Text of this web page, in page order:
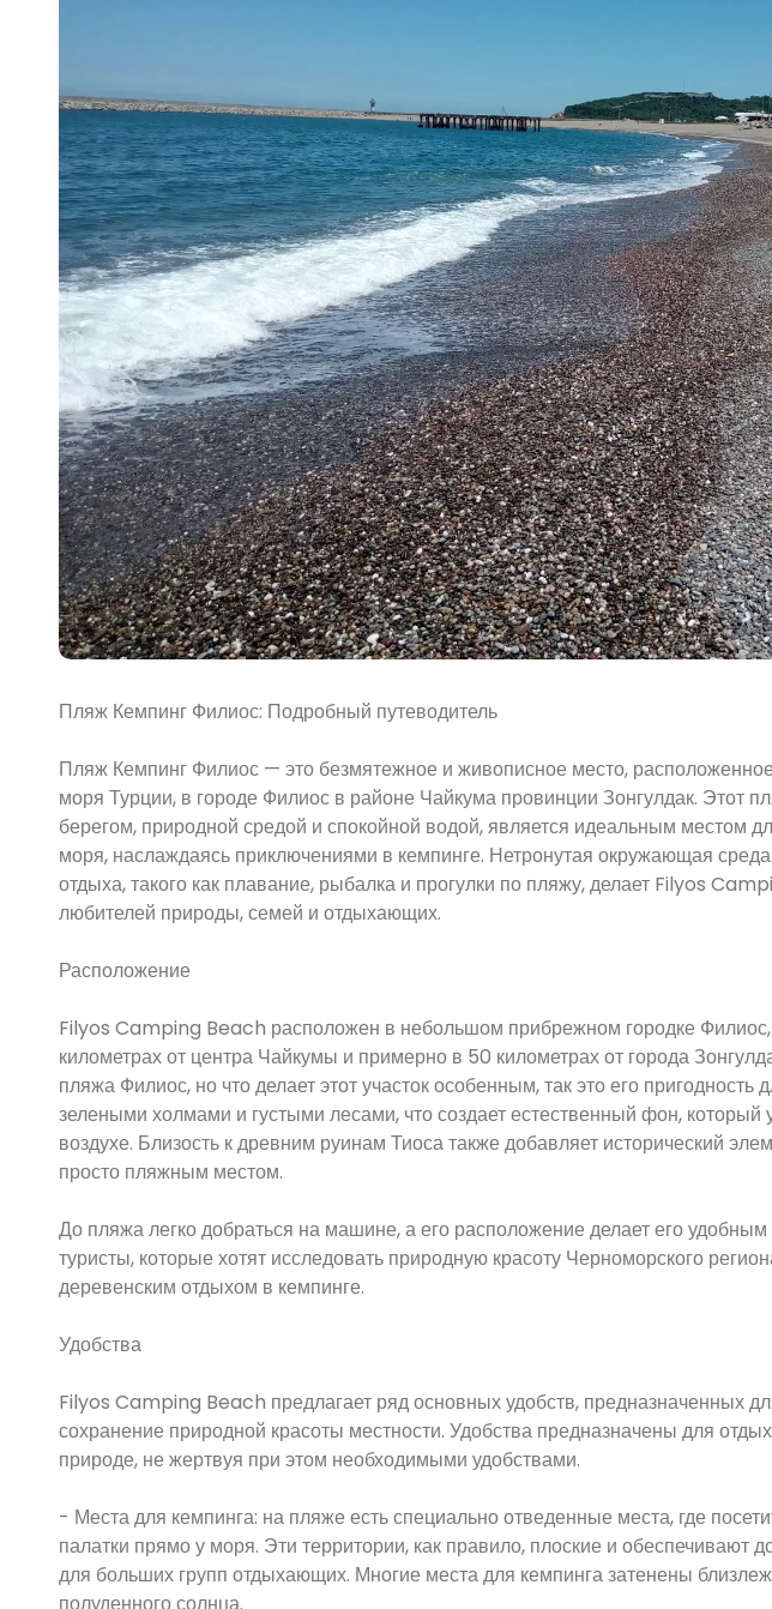
Пляж Кемпинг Филиос: Подробный путеводитель
Пляж Кемпинг Филиос — это безмятежное и живописное место,
моря Турции, в городе Филиос в районе Чайкума провинции Зонгулдак. Этот
берегом, природной средой и спокойной водой, является идеальным местом
моря, наслаждаясь приключениями в кемпинге. Нетронутая окружающая
отдыха, такого как плавание, рыбалка и прогулки по пляжу, делает Filyos
любителей природы, семей и отдыхающих.
Расположение
Filyos Camping Beach расположен в небольшом прибрежном городке
километрах от центра Чайкумы и примерно в 50 километрах от города
пляжа Филиос, но что делает этот участок особенным, так это его
зелеными холмами и густыми лесами, что создает естественный фон, который
воздухе. Близость к древним руинам Тиоса также добавляет исторический
просто пляжным местом.
До пляжа легко добраться на машине, а его расположение делает его
туристы, которые хотят исследовать природную красоту Черноморского
деревенским отдыхом в кемпинге.
Удобства
Filyos Camping Beach предлагает ряд основных удобств, предназначенных
сохранение природной красоты местности. Удобства предназначены для
природе, не жертвуя при этом необходимыми удобствами.
- Места для кемпинга: на пляже есть специально отведенные места, где
палатки прямо у моря. Эти территории, как правило, плоские и обеспечивают
для больших групп отдыхающих. Многие места для кемпинга затенены